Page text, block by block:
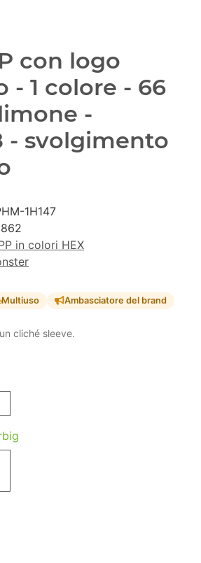
con logo
- 1 colore - 66
-
- svolgimento
1H147
in colori HEX
Multiuso Ambasciatore del brand
cliché sleeve.